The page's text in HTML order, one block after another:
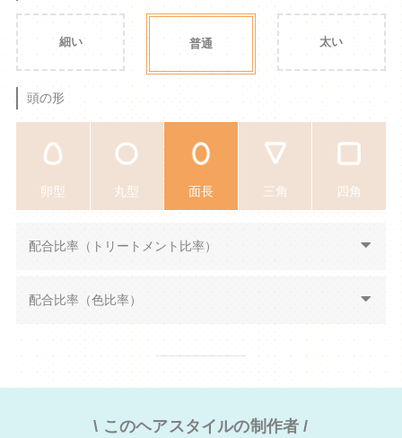
細い 普通 太い
頭の形
卵型 丸型 面長 三角 四角
配合比率（トリートメント比率）
配合比率（色比率）
\ このヘアスタイルの制作者 /